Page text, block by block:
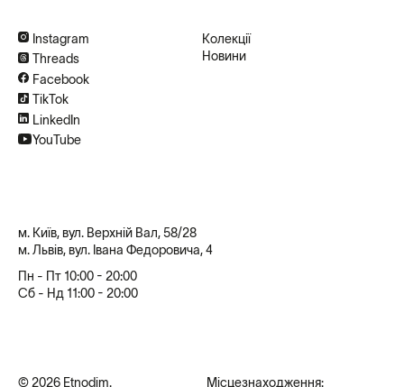
Instagram
Threads
Facebook
TikTok
LinkedIn
YouTube
Колекції
Новини
м. Київ, вул. Верхній Вал, 58/28
м. Львів, вул. Івана Федоровича, 4
Пн - Пт 10:00 - 20:00
Сб - Нд 11:00 - 20:00
© 2026 Etnodim. Місцезнаходження: